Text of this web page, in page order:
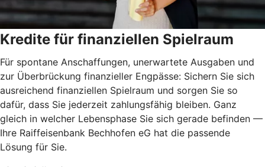
Kredite für finanziellen Spielraum
Für spontane Anschaffungen, unerwartete Ausgaben und
zur Überbrückung finanzieller Engpässe: Sichern Sie sich
ausreichend finanziellen Spielraum und sorgen Sie so
dafür, dass Sie jederzeit zahlungsfähig bleiben. Ganz
gleich in welcher Lebensphase Sie sich gerade befinden —
Ihre Raiffeisenbank Bechhofen eG hat die passende
Lösung für Sie.